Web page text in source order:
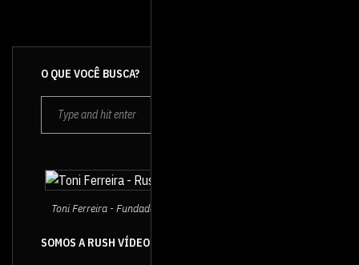
O QUE VOCÊ BUSCA?
Toni Ferreira - Fundador e Diretor da Rush Vídeo
SOMOS A RUSH VÍDEO